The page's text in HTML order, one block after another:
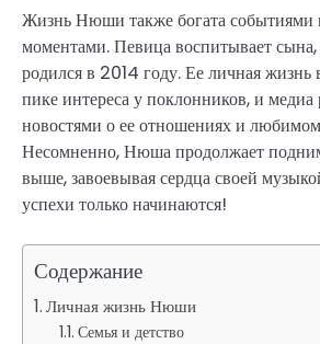
Жизнь Нюши также богата событиями
моментами. Певица воспитывает
родился в 2014 году. Ее личная жизнь
пике интереса у поклонников, и медиа
новостями о ее отношениях и
Несомненно, Нюша продолжает
выше, завоевывая сердца своей
успехи только начинаются!
Содержание
Личная жизнь Нюши
Семья и детство